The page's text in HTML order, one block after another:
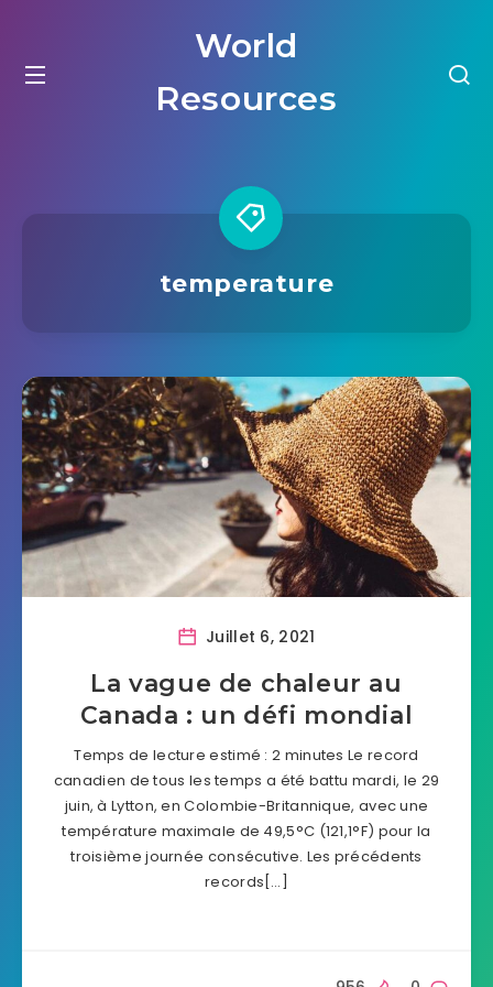
World
Resources
temperature
Juillet 6, 2021
La vague de chaleur au
Canada : un défi mondial
Temps de lecture estimé : 2 minutes Le record
canadien de tous les temps a été battu mardi, le 29
juin, à Lytton, en Colombie-Britannique, avec une
température maximale de 49,5°C (121,1°F) pour la
troisième journée consécutive. Les précédents
records[…]